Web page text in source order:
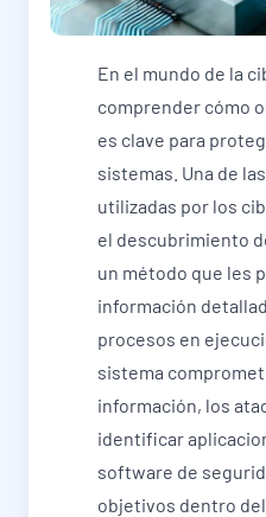
En el mundo de la
comprender cómo
es clave para
sistemas. Una de
utilizadas por los
el descubrimiento
un método que les
información
procesos en
sistema
información, los
identificar
software de
objetivos dentro